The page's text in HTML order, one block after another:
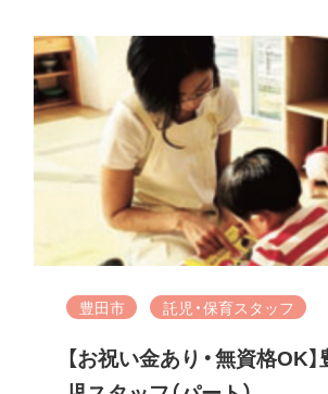
豊田市 託児・保育スタッフ
【お祝い金あり・無資格OK